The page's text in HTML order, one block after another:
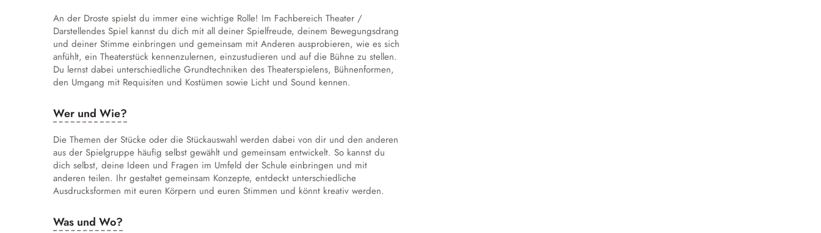
An der Droste spielst du immer eine wichtige Rolle! Im Fachbereich Theater /
Darstellendes Spiel kannst du dich mit all deiner Spielfreude, deinem Bewegungsdrang
und deiner Stimme einbringen und gemeinsam mit Anderen ausprobieren, wie es sich
anfühlt, ein Theaterstück kennenzulernen, einzustudieren und auf die Bühne zu stellen.
Du lernst dabei unterschiedliche Grundtechniken des Theaterspielens, Bühnenformen,
den Umgang mit Requisiten und Kostümen sowie Licht und Sound kennen.
Wer und Wie?
Die Themen der Stücke oder die Stückauswahl werden dabei von dir und den anderen
aus der Spielgruppe häufig selbst gewählt und gemeinsam entwickelt. So kannst du
dich selbst, deine Ideen und Fragen im Umfeld der Schule einbringen und mit
anderen teilen. Ihr gestaltet gemeinsam Konzepte, entdeckt unterschiedliche
Ausdrucksformen mit euren Körpern und euren Stimmen und könnt kreativ werden.
Was und Wo?